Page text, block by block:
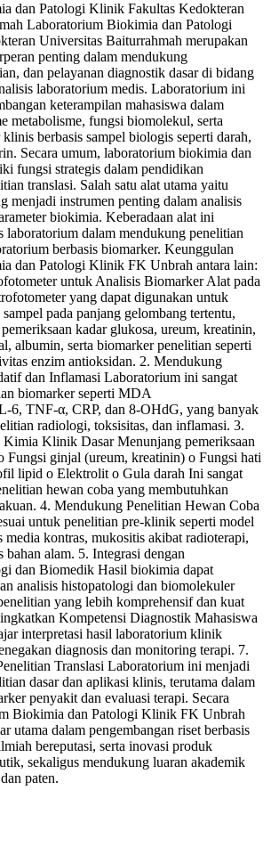
dan Patologi Klinik Fakultas Kedokteran
Laboratorium Biokimia dan Patologi
Universitas Baiturrahmah merupakan
penting dalam mendukung
dan pelayanan diagnostik dasar di bidang
laboratorium medis. Laboratorium ini
keterampilan mahasiswa dalam
metabolisme, fungsi biomolekul, serta
berbasis sampel biologis seperti darah,
Secara umum, laboratorium biokimia dan
fungsi strategis dalam pendidikan
translasi. Salah satu alat utama yaitu
menjadi instrumen penting dalam analisis
biokimia. Keberadaan alat ini
laboratorium dalam mendukung penelitian
berbasis biomarker. Keunggulan
dan Patologi Klinik FK Unbrah antara lain:
untuk Analisis Biomarker Alat pada
yang dapat digunakan untuk
pada panjang gelombang tertentu,
kadar glukosa, ureum, kreatinin,
albumin, serta biomarker penelitian seperti
enzim antioksidan. 2. Mendukung
dan Inflamasi Laboratorium ini sangat
biomarker seperti MDA
6, TNF-α, CRP, dan 8-OHdG, yang banyak
radiologi, toksisitas, dan inflamasi. 3.
Kimia Klinik Dasar Menunjang pemeriksaan
Fungsi ginjal (ureum, kreatinin) o Fungsi hati
lipid o Elektrolit o Gula darah Ini sangat
hewan coba yang membutuhkan
4. Mendukung Penelitian Hewan Coba
untuk penelitian pre-klinik seperti model
media kontras, mukositis akibat radioterapi,
alam. 5. Integrasi dengan
dan Biomedik Hasil biokimia dapat
analisis histopatologi dan biomolekuler
yang lebih komprehensif dan kuat
Kompetensi Diagnostik Mahasiswa
interpretasi hasil laboratorium klinik
diagnosis dan monitoring terapi. 7.
Translasi Laboratorium ini menjadi
dasar dan aplikasi klinis, terutama dalam
penyakit dan evaluasi terapi. Secara
Biokimia dan Patologi Klinik FK Unbrah
utama dalam pengembangan riset berbasis
bereputasi, serta inovasi produk
sekaligus mendukung luaran akademik
paten.